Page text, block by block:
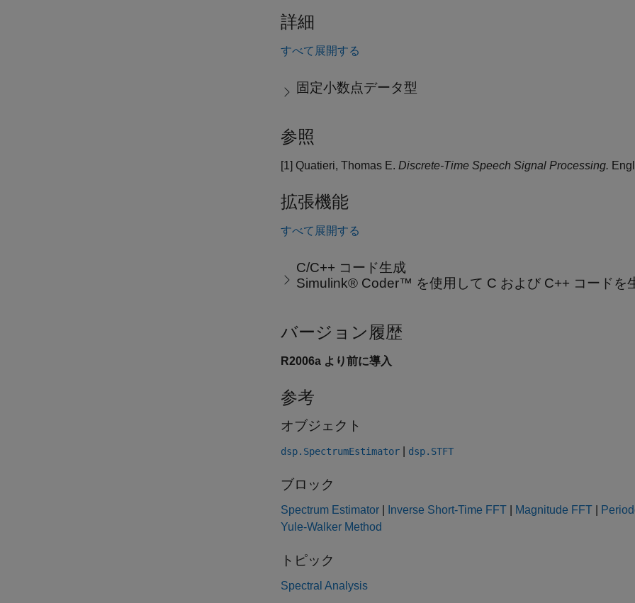
詳細
すべて展開する
固定小数点データ型
参照
[1] Quatieri, Thomas E. Discrete-Time Speech Signal Processing.
拡張機能
すべて展開する
C/C++ コード生成
Simulink® Coder™ を使用して C および C++ コードを
バージョン履歴
R2006a より前に導入
参考
オブジェクト
dsp.SpectrumEstimator dsp.STFT
ブロック
Spectrum Estimator Inverse Short-Time FFT Magnitude FFT
Yule-Walker Method
トピック
Spectral Analysis